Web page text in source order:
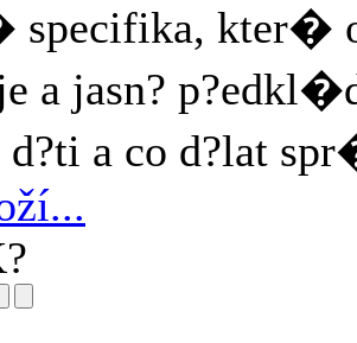
kter�
a jasn?
d?ti a co d?lat